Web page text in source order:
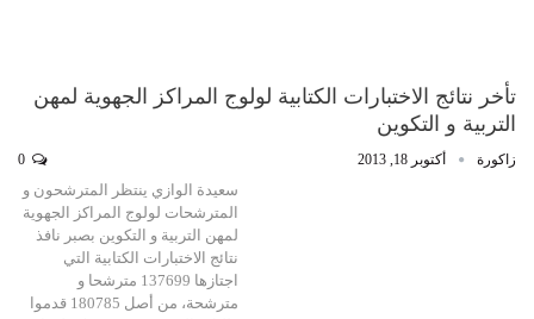
تأخر نتائج الاختبارات الكتابية لولوج المراكز الجهوية لمهن
التربية و التكوين
زاكورة أكتوبر 18, 2013
سعيدة الوازي ينتظر المترشحون و
المترشحات لولوج المراكز الجهوية
لمهن التربية و التكوين بصبر نافذ
نتائج الاختبارات الكتابية التي
اجتازها 137699 مترشحا و
مترشحة، من أصل 180785 قدموا